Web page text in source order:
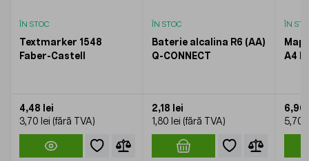
ÎN STOC
Textmarker 1548
Faber-Castell
4,48 lei
3,70 lei
ÎN STOC
Baterie alcalina R6 (AA)
Q-CONNECT
2,18 lei
1,80 lei
ÎN
A4
6,90
5,70